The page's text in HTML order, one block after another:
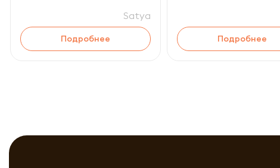
Satya
Подробнее Подробнее